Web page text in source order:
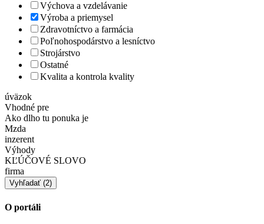
Výchova a vzdelávanie
Výroba a priemysel
Zdravotníctvo a farmácia
Poľnohospodárstvo a lesníctvo
Strojárstvo
Ostatné
Kvalita a kontrola kvality
úväzok
Vhodné pre
Ako dlho tu ponuka je
Mzda
inzerent
Výhody
KĽÚČOVÉ SLOVO
firma
O portáli